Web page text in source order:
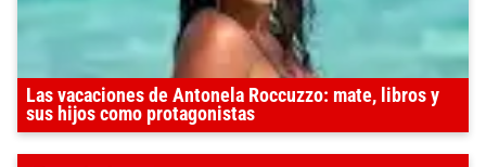
Las vacaciones de Antonela Roccuzzo: mate, libros y
sus hijos como protagonistas